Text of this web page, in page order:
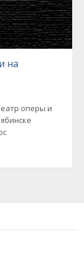
на
оперы и